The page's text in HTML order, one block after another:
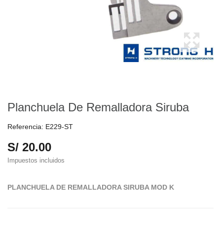
Planchuela De Remalladora Siruba
Referencia: E229-ST
S/ 20.00
Impuestos incluidos
PLANCHUELA DE REMALLADORA SIRUBA MOD K